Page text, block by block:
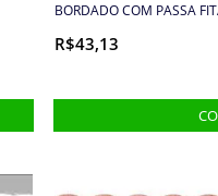
BORDADO COM PASSA
R$43,13